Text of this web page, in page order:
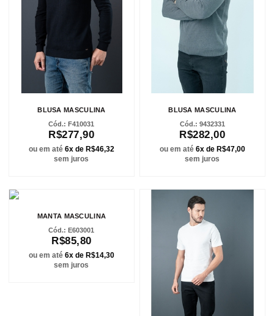
BLUSA MASCULINA
F410031
R$277,90
ou em até 6x de R$46,32
sem juros
BLUSA MASCULINA
9432331
R$282,00
ou em até 6x de R$47,00
sem juros
MANTA MASCULINA
E603001
R$85,80
ou em até 6x de R$14,30
sem juros